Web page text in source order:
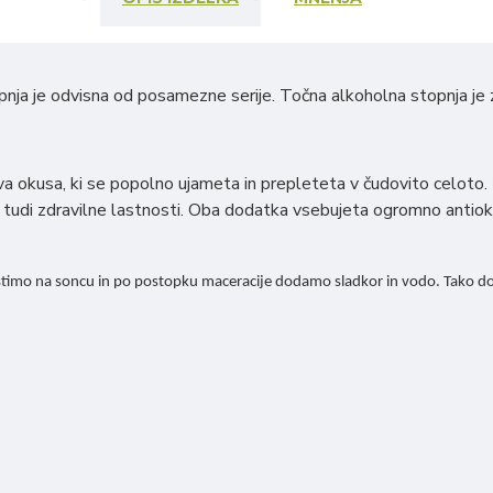
je odvisna od posamezne serije. Točna alkoholna stopnja je
okusa, ki se popolno ujameta in prepleteta v čudovito
zdravilne lastnosti. Oba dodatka vsebujeta ogromno
na soncu in po postopku maceracije dodamo sladkor in vodo. Tako